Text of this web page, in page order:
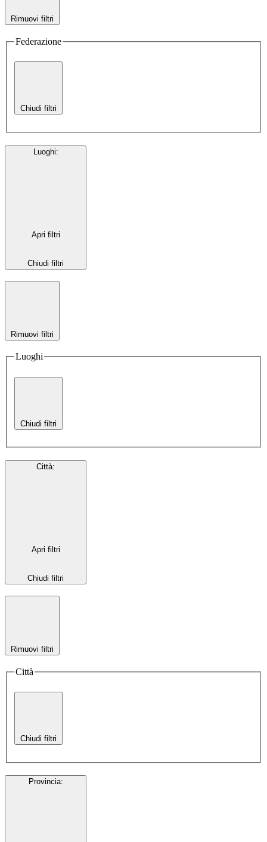
Rimuovi filtri
Federazione
Chiudi filtri
Luoghi:
Apri filtri
Chiudi filtri
Rimuovi filtri
Luoghi
Chiudi filtri
Città:
Apri filtri
Chiudi filtri
Rimuovi filtri
Città
Chiudi filtri
Provincia: